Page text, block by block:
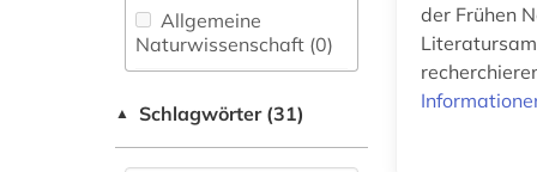
Allgemeine
Naturwissenschaft (0)
fachübergreifende
▲ Schlagwörter (31)
der Frühen